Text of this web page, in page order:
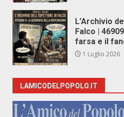
L’Archivio
Falco |
farsa e il
1 Luglio 2026
LAMICODELPOPOLO.IT